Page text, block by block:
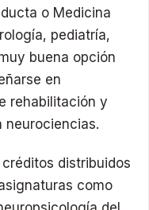
o Medicina
pediatría,
buena opción
en
rehabilitación y
neurociencias.​
distribuidos
como